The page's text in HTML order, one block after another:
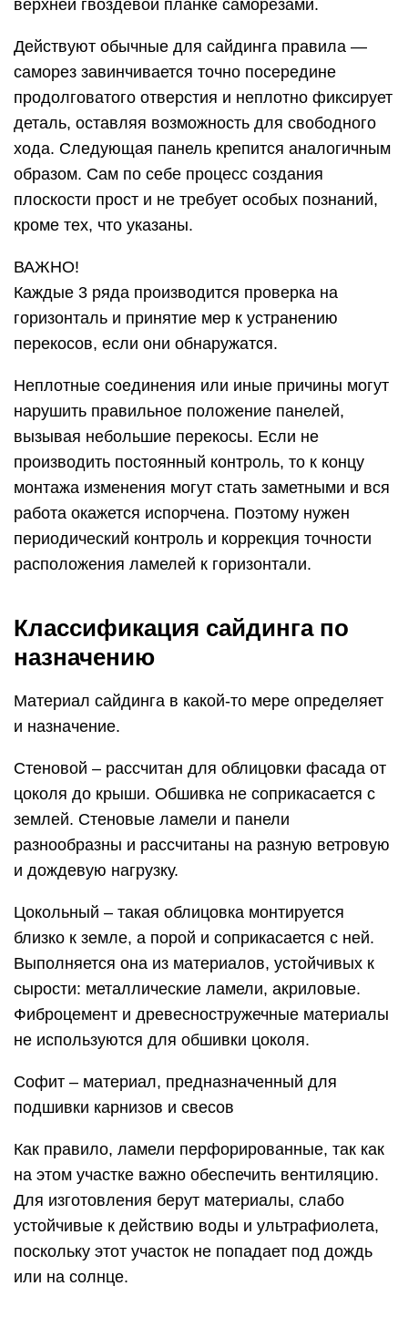
верхней гвоздевой планке саморезами.
Действуют обычные для сайдинга правила —
саморез завинчивается точно посередине
продолговатого отверстия и неплотно фиксирует
деталь, оставляя возможность для свободного
хода. Следующая панель крепится аналогичным
образом. Сам по себе процесс создания
плоскости прост и не требует особых познаний,
кроме тех, что указаны.
ВАЖНО!
Каждые 3 ряда производится проверка на
горизонталь и принятие мер к устранению
перекосов, если они обнаружатся.
Неплотные соединения или иные причины могут
нарушить правильное положение панелей,
вызывая небольшие перекосы. Если не
производить постоянный контроль, то к концу
монтажа изменения могут стать заметными и вся
работа окажется испорчена. Поэтому нужен
периодический контроль и коррекция точности
расположения ламелей к горизонтали.
Классификация сайдинга по
назначению
Материал сайдинга в какой-то мере определяет
и назначение.
Стеновой – рассчитан для облицовки фасада от
цоколя до крыши. Обшивка не соприкасается с
землей. Стеновые ламели и панели
разнообразны и рассчитаны на разную ветровую
и дождевую нагрузку.
Цокольный – такая облицовка монтируется
близко к земле, а порой и соприкасается с ней.
Выполняется она из материалов, устойчивых к
сырости: металлические ламели, акриловые.
Фиброцемент и древесностружечные материалы
не используются для обшивки цоколя.
Софит – материал, предназначенный для
подшивки карнизов и свесов
Как правило, ламели перфорированные, так как
на этом участке важно обеспечить вентиляцию.
Для изготовления берут материалы, слабо
устойчивые к действию воды и ультрафиолета,
поскольку этот участок не попадает под дождь
или на солнце.